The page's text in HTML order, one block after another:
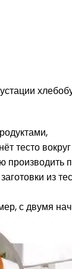
тесто
производить
из
с двумя